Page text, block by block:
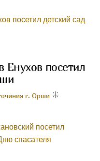
Енухов посетил
г. Орши